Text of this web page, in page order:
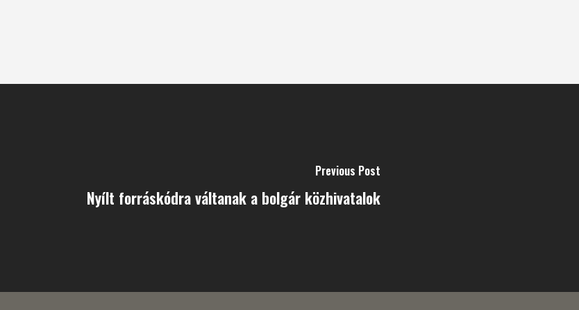
Previous Post
Nyílt forráskódra váltanak a bolgár közhivatalok